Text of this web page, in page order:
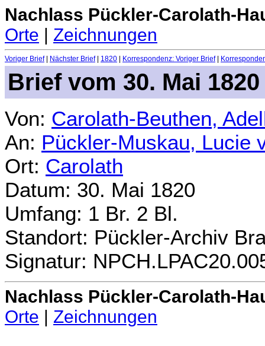
Nachlass Pückler-Carolath-
Orte | Zeichnungen
Voriger Brief| Nächster Brief| 1820 Korrespondenz: Voriger Brief|
Brief vom 30. Mai 1820
Von: Carolath-Beuthen,
An: Pückler-Muskau, Lucie
Ort: Carolath
Datum: 30. Mai 1820
Umfang: 1 Br. 2 Bl.
Standort: Pückler-Archiv
Signatur:
Nachlass Pückler-Carolath-
Orte
Zeichnungen